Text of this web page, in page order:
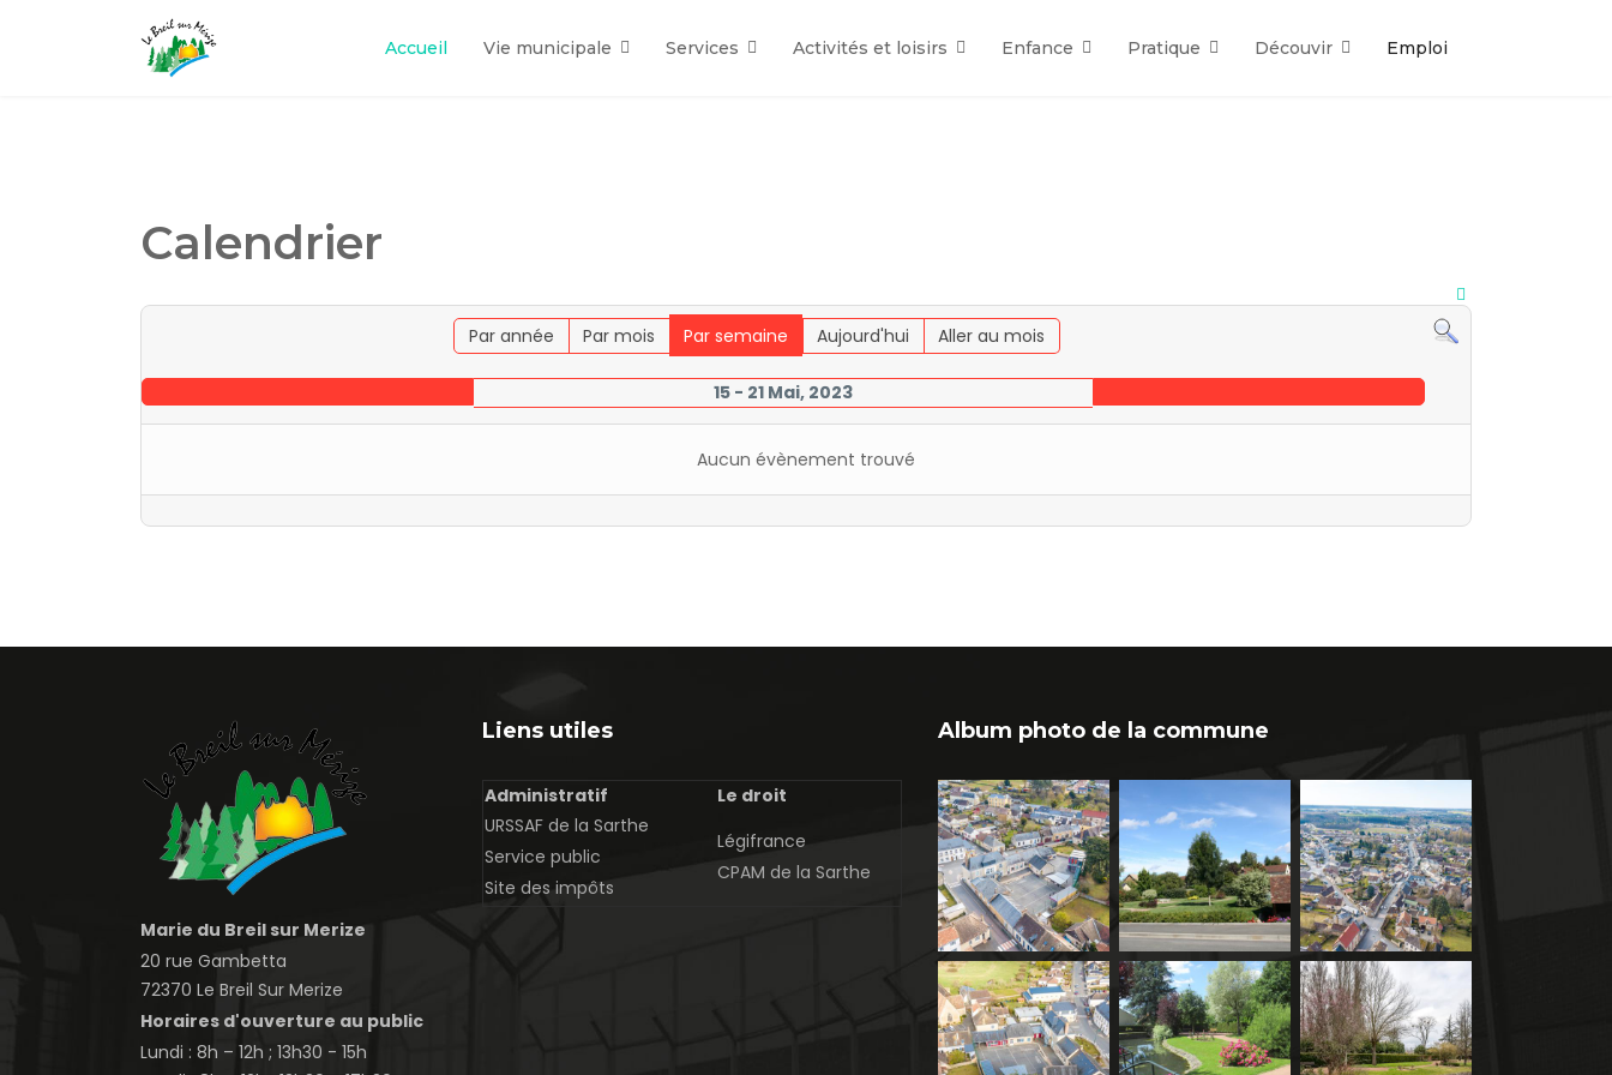
Accueil Vie municipale Services Activités et loisirs Enfance Pratique Découvir Emploi
Calendrier
Par année Par mois Par semaine Aujourd'hui Aller au mois
15 - 21 Mai, 2023
Aucun évènement trouvé
Marie du Breil sur Merize
20 rue Gambetta
72370 Le Breil Sur Merize
Horaires d'ouverture au public
Lundi : 8h – 12h ; 13h30 - 15h
Liens utiles
Administratif
Le droit
URSSAF de la Sarthe
Service public
Site des impôts
Légifrance
CPAM de la Sarthe
Album photo de la commune